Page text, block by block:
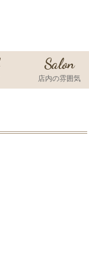
Salon
店内の雰囲気